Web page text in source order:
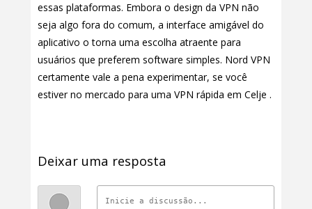
essas plataformas. Embora o design da VPN não
seja algo fora do comum, a interface amigável do
aplicativo o torna uma escolha atraente para
usuários que preferem software simples. Nord VPN
certamente vale a pena experimentar, se você
estiver no mercado para uma VPN rápida em Celje .
Deixar uma resposta